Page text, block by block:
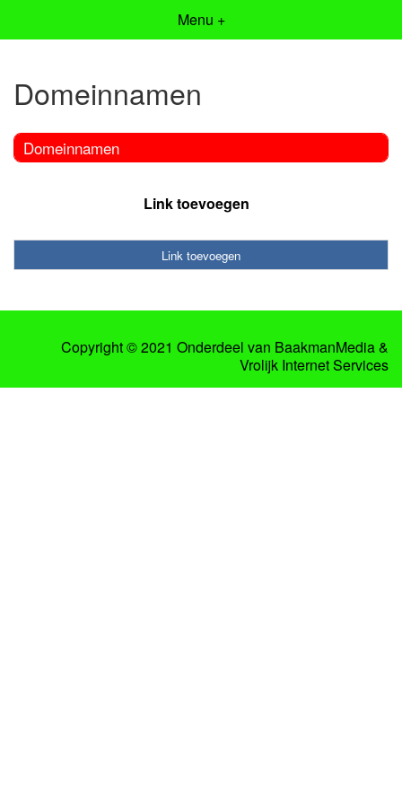
Menu +
Domeinnamen
Domeinnamen
Link toevoegen
Link toevoegen
Copyright © 2021 Onderdeel van BaakmanMedia&
Vrolijk Internet Services